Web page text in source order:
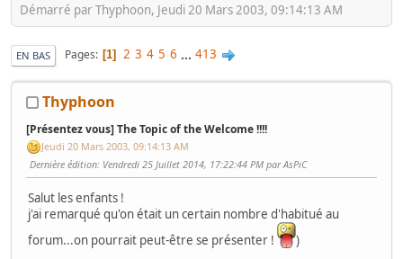
Démarré par Thyphoon, Jeudi 20 Mars 2003, 09:14:13 AM
EN BAS Pages 1 2 3 4 5 6 ... 413
Thyphoon
[Présentez vous] The Topic of the Welcome !!!!
Jeudi 20 Mars 2003, 09:14:13 AM
Dernière édition: Vendredi 25 Juillet 2014, 17:22:44 PM par AsPiC
Salut les enfants !
j'ai remarqué qu'on était un certain nombre d'habitué au
forum...on pourrait peut-être se présenter !
)